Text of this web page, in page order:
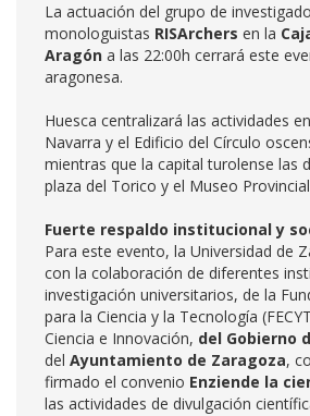
La actuación del grupo de
monologuistas RISArchers en la
Aragón a las 22:00h cerrará este
aragonesa.
Huesca centralizará las actividades
Navarra y el Edificio del Círculo
mientras que la capital turolense las
plaza del Torico y el Museo
Fuerte respaldo institucional y
Para este evento, la Universidad de
con la colaboración de diferentes
investigación universitarios, de la
para la Ciencia y la Tecnología
Ciencia e Innovación, del Gobierno
del Ayuntamiento de Zaragoza,
firmado el convenio Enziende la
las actividades de divulgación